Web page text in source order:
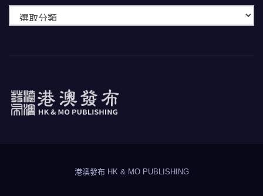
港澳發布 HK & MO PUBLISHING